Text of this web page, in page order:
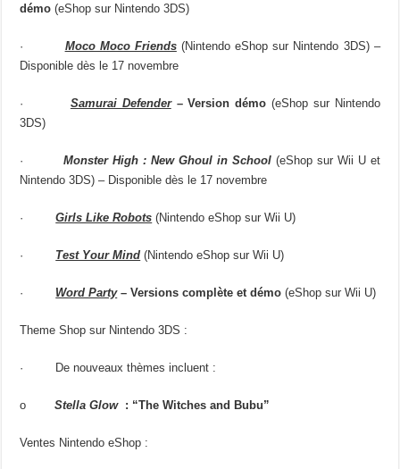
démo (eShop sur Nintendo 3DS)
· Moco Moco Friends (Nintendo eShop sur Nintendo 3DS) –
Disponible dès le 17 novembre
· Samurai Defender – Version démo (eShop sur Nintendo
3DS)
· Monster High : New Ghoul in School (eShop sur Wii U et
Nintendo 3DS) – Disponible dès le 17 novembre
· Girls Like Robots (Nintendo eShop sur Wii U)
· Test Your Mind (Nintendo eShop sur Wii U)
· Word Party – Versions complète et démo (eShop sur Wii U)
Theme Shop sur Nintendo 3DS :
· De nouveaux thèmes incluent :
oStella Glow : “The Witches and Bubu”
Ventes Nintendo eShop :